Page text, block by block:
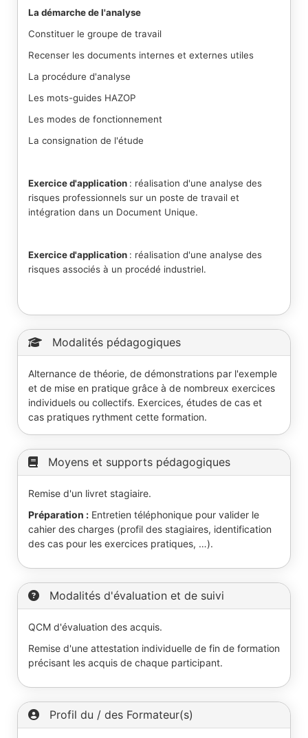
La démarche de l'analyse
Constituer le groupe de travail
Recenser les documents internes et externes utiles
La procédure d'analyse
Les mots-guides HAZOP
Les modes de fonctionnement
La consignation de l'étude
Exercice d'application : réalisation d'une analyse des
risques professionnels sur un poste de travail et
intégration dans un Document Unique.
Exercice d'application : réalisation d'une analyse des
risques associés à un procédé industriel.
Modalités pédagogiques
Alternance de théorie, de démonstrations par l'exemple
et de mise en pratique grâce à de nombreux exercices
individuels ou collectifs. Exercices, études de cas et
cas pratiques rythment cette formation.
Moyens et supports pédagogiques
Remise d'un livret stagiaire.
Préparation : Entretien téléphonique pour valider le
cahier des charges (profil des stagiaires, identification
des cas pour les exercices pratiques, …).
Modalités d'évaluation et de suivi
QCM d'évaluation des acquis.
Remise d'une attestation individuelle de fin de formation
précisant les acquis de chaque participant.
Profil du / des Formateur(s)